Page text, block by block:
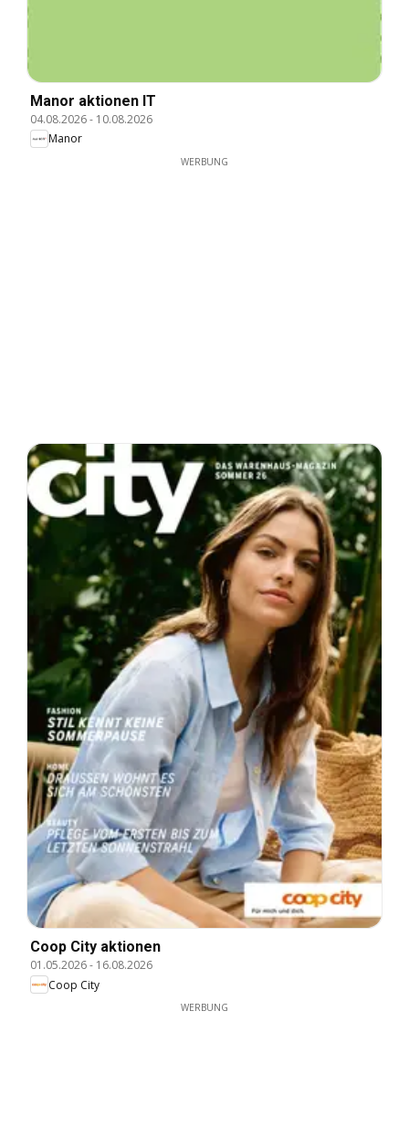
Manor aktionen IT
04.08.2026- 10.08.2026
Manor
WERBUNG
Coop City aktionen
01.05.2026- 16.08.2026
Coop City
WERBUNG